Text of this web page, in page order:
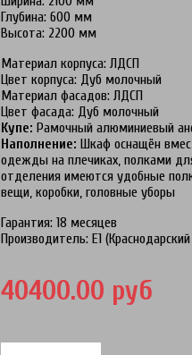
Глубина: 600 мм
Высота: 2200 мм
Материал корпуса: ЛДСП
Цвет корпуса: Дуб молочный
Материал фасадов: ЛДСП
Цвет фасада: Дуб молочный
Купе: Рамочный алюминиевый
Наполнение: Шкаф оснащён
одежды на плечиках, полками
отделения имеются удобные
вещи, коробки, головные уборы
Гарантия: 18 месяцев
Производитель: Е1
40400.00 руб